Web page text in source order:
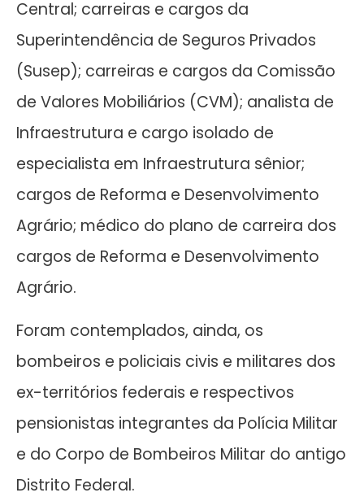
Central; carreiras e cargos da
Superintendência de Seguros Privados
(Susep); carreiras e cargos da Comissão
de Valores Mobiliários (CVM); analista de
Infraestrutura e cargo isolado de
especialista em Infraestrutura sênior;
cargos de Reforma e Desenvolvimento
Agrário; médico do plano de carreira dos
cargos de Reforma e Desenvolvimento
Agrário.
Foram contemplados, ainda, os
bombeiros e policiais civis e militares dos
ex-territórios federais e respectivos
pensionistas integrantes da Polícia Militar
e do Corpo de Bombeiros Militar do antigo
Distrito Federal.